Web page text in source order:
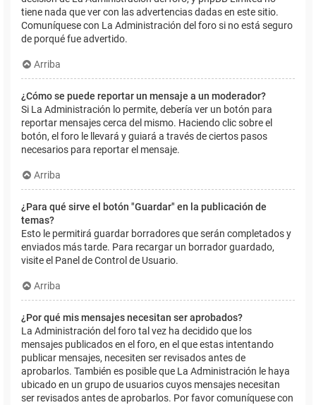
tiene nada que ver con las advertencias dadas en este sitio.
Comuníquese con La Administración del foro si no está seguro
de porqué fue advertido.
Arriba
¿Cómo se puede reportar un mensaje a un moderador?
Si La Administración lo permite, debería ver un botón para
reportar mensajes cerca del mismo. Haciendo clic sobre el
botón, el foro le llevará y guiará a través de ciertos pasos
necesarios para reportar el mensaje.
Arriba
¿Para qué sirve el botón "Guardar" en la publicación de
temas?
Esto le permitirá guardar borradores que serán completados y
enviados más tarde. Para recargar un borrador guardado,
visite el Panel de Control de Usuario.
Arriba
¿Por qué mis mensajes necesitan ser aprobados?
La Administración del foro tal vez ha decidido que los
mensajes publicados en el foro, en el que estas intentando
publicar mensajes, necesiten ser revisados antes de
aprobarlos. También es posible que La Administración le haya
ubicado en un grupo de usuarios cuyos mensajes necesitan
ser revisados antes de aprobarlos. Por favor comuníquese con